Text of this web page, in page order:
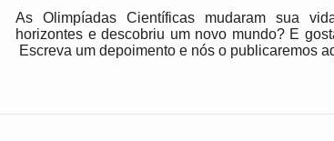
As Olimpíadas Científicas mudaram sua
horizontes e descobriu um novo mundo? E
Escreva um depoimento e nós o publicaremos